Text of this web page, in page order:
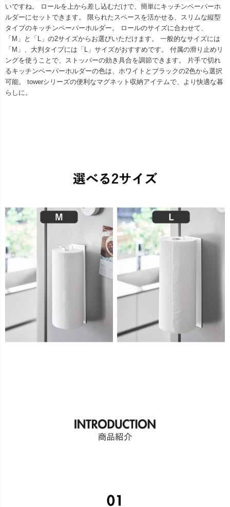
いですね。 ロールを上から差し込むだけで、簡単にキッチンペーパーホ
ルダーにセットできます。 限られたスペースを活かせる、スリムな縦型
タイプのキッチンペーパーホルダー。 ロールのサイズに合わせて、
「M」と「L」の2サイズからお選びいただけます。 一般的なサイズには
「M」、大判タイプには「L」サイズがおすすめです。 付属の滑り止めリ
ングを使うことで、ストッパーの効き具合を調節できます。 片手で切れ
るキッチンペーパーホルダーの色は、ホワイトとブラックの2色から選択
可能。 towerシリーズの便利なマグネット収納アイテムで、より快適な暮
らしに。